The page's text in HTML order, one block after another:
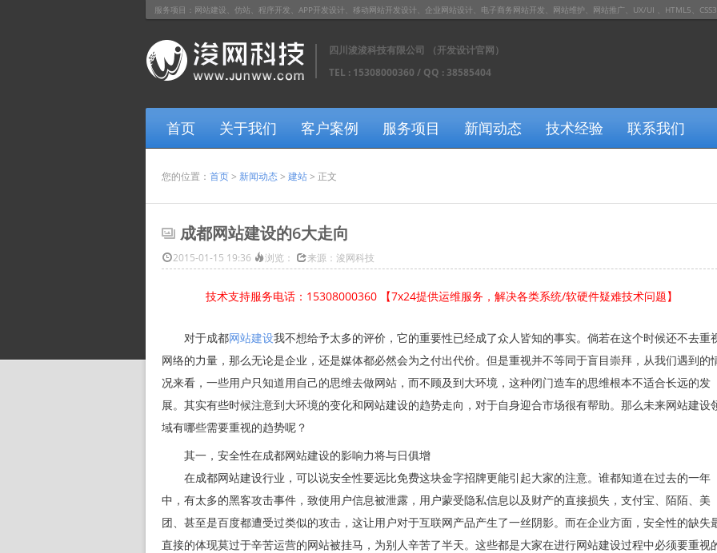
服务项目：网站建设、仿站、程序开发、APP开发设计、移动网站开发设计、企业网站设计、电子商务网站开发、网站维护、网站推广、UX/UI 、HTML5、
四川浚浚科技有限公司 （开发设计官网）
TEL : 15308000360 / QQ : 38585404
首页 关于我们 客户案例 服务项目 新闻动态 技术经验 联系我们
您的位置： 首页> 新闻动态> 建站> 正文
成都网站建设的6大走向
2015-01-15 19:36 浏览： 来源：浚网科技
技术支持服务电话：15308000360 【7x24提供运维服务，解决各类系统/软硬件疑难技术问题】
对于成都网站建设我不想给予太多的评价，它的重要性已经成了众人皆知的事实。倘若在这个时候还不去重
网络的力量，那么无论是企业，还是媒体都必然会为之付出代价。但是重视并不等同于盲目崇拜，从我们遇到的
况来看，一些用户只知道用自己的思维去做网站，而不顾及到大环境，这种闭门造车的思维根本不适合长远的发
展。其实有些时候注意到大环境的变化和网站建设的趋势走向，对于自身迎合市场很有帮助。那么未来网站建设
域有哪些需要重视的趋势呢？
其一，安全性在成都网站建设的影响力将与日俱增
在成都网站建设行业，可以说安全性要远比免费这块金字招牌更能引起大家的注意。谁都知道在过去的一年
中，有太多的黑客攻击事件，致使用户信息被泄露，用户蒙受隐私信息以及财产的直接损失，支付宝、陌陌、美
团、甚至是百度都遭受过类似的攻击，这让用户对于互联网产品产生了一丝阴影。而在企业方面，安全性的缺失
直接的体现莫过于辛苦运营的网站被挂马，为别人辛苦了半天。这些都是大家在进行网站建设过程中必须要重视